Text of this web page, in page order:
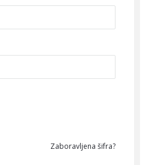
Zaboravljena šifra?